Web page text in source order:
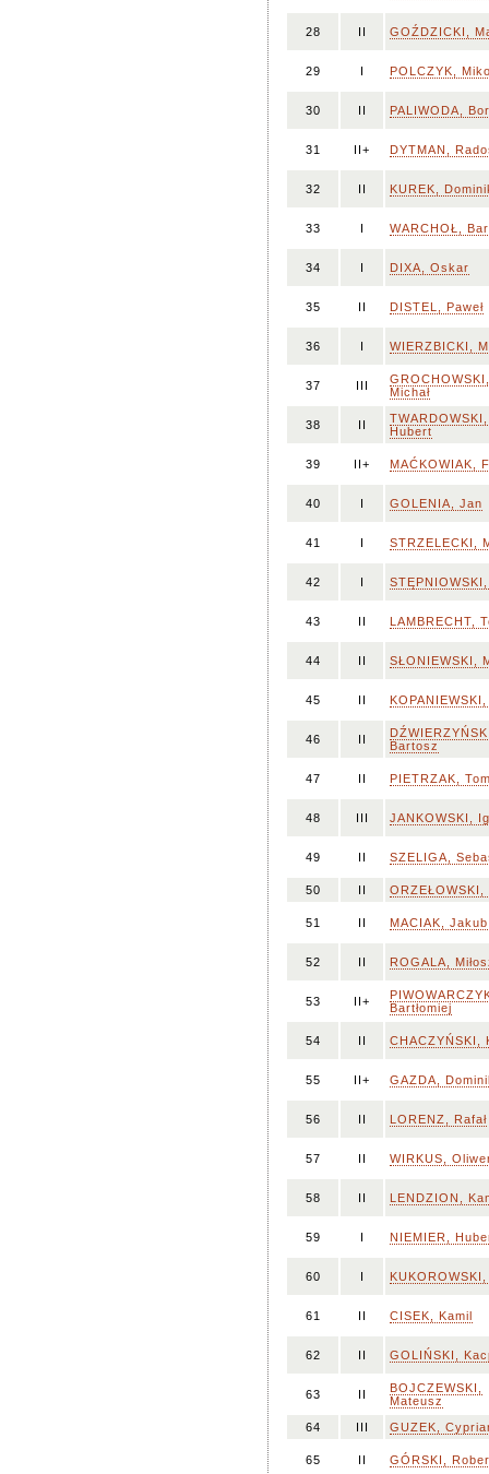
28 II GOŹDZICKI,
29 I POLCZYK,
30 II PALIWODA,
31 II+ DYTMAN,
32 II KUREK,
33 I WARCHOŁ,
34 I DIXA, Oskar
35 II DISTEL, Paweł
36 I WIERZBICKI,
37 III
GROCHOWSKI,
Michał
38 II
TWARDOWSKI,
Hubert
39 II+ MAĆKOWIAK,
40 I GOLENIA, Jan
41 I STRZELECKI,
42 I
43 II LAMBRECHT,
44 II SŁONIEWSKI,
45 II
46 II
Bartosz
47 II PIETRZAK,
48 III JANKOWSKI,
49 II SZELIGA,
50 II ORZEŁOWSKI,
51 II MACIAK, Jakub
52 II ROGALA,
53 II+
Bartłomiej
54 II CHACZYŃSKI,
55 II+ GAZDA,
56 II LORENZ, Rafał
57 II WIRKUS,
58 II LENDZION,
59 I NIEMIER,
60 I
61 II CISEK, Kamil
62 II GOLIŃSKI,
63 II
BOJCZEWSKI,
Mateusz
64
III GUZEK,
65 II GÓRSKI,